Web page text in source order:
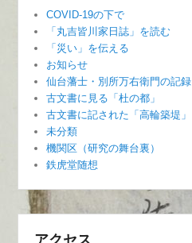
COVID-19の下で
「丸吉皆川家日誌」を読む
「災い」を伝える
お知らせ
仙台藩士・別所万右衛門の記録
古文書に見る「杜の都」
古文書に記された「高輪築堤」
未分類
機関区（研究の舞台裏）
鉄虎堂随想
アクセス